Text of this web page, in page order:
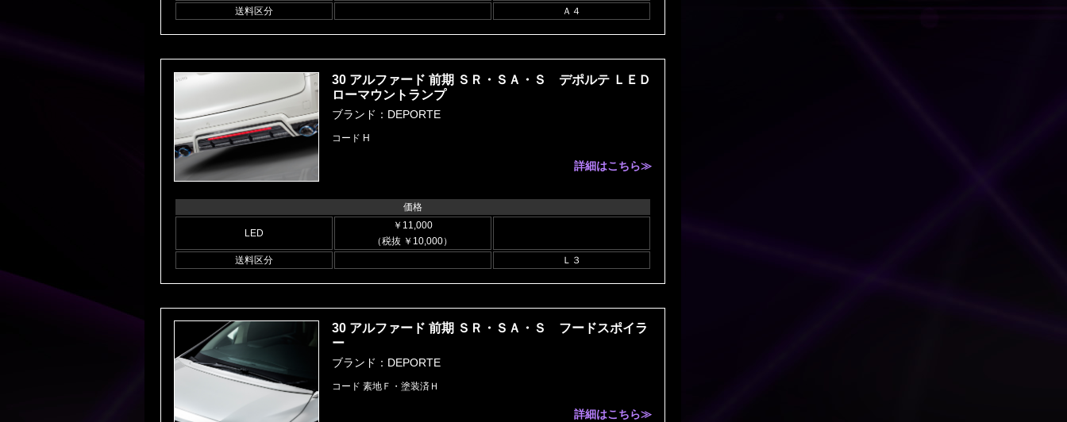
送料区分
Ａ４
30 アルファード 前期 ＳＲ・ＳＡ・Ｓ デポルテ ＬＥＤ
ローマウントランプ
ブランド：DEPORTE
コード H
詳細はこちら≫
価格
LED
￥11,000
（税抜 ￥10,000）
送料区分
Ｌ３
30 アルファード 前期 ＳＲ・ＳＡ・Ｓ フードスポイラ
ー
ブランド：DEPORTE
コード 素地Ｆ・塗装済Ｈ
詳細はこちら≫